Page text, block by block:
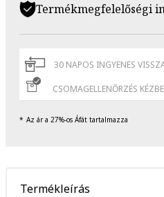
Termékmegfelelőségi
30 NAPOS INGYENES
CSOMAGELLENŐRZÉS
Az ár a 27%-os Áfát tartalmazza
Termékleírás